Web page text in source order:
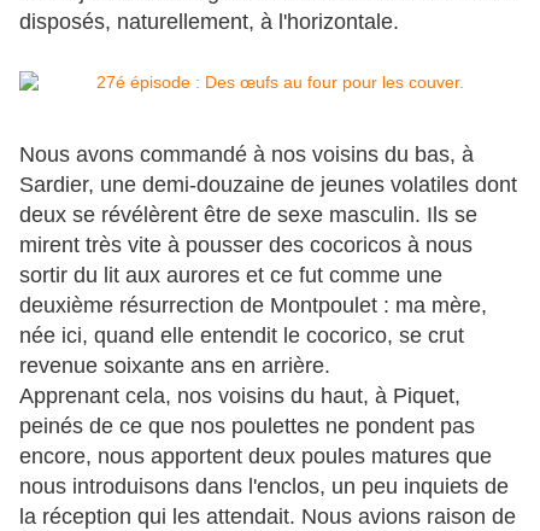
disposés, naturellement, à l'horizontale.
Nous avons commandé à nos voisins du bas, à
Sardier, une demi-douzaine de jeunes volatiles dont
deux se révélèrent être de sexe masculin. Ils se
mirent très vite à pousser des cocoricos à nous
sortir du lit aux aurores et ce fut comme une
deuxième résurrection de Montpoulet : ma mère,
née ici, quand elle entendit le cocorico, se crut
revenue soixante ans en arrière.
Apprenant cela, nos voisins du haut, à Piquet,
peinés de ce que nos poulettes ne pondent pas
encore, nous apportent deux poules matures que
nous introduisons dans l'enclos, un peu inquiets de
la réception qui les attendait. Nous avions raison de